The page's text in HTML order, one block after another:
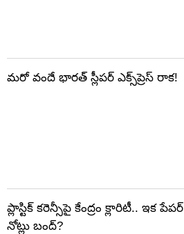
మరో వందే భారత్ స్లీపర్ ఎక్స్‌ప్రెస్ రాక!
ప్లాస్టిక్‌ కరెన్సీపై కేంద్రం క్లారిటీ.. ఇక పేపర్‌
నోట్లు బంద్‌?